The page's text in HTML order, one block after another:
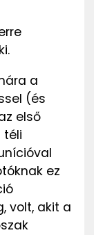
a
(és
első
téli
ez
volt, akit a